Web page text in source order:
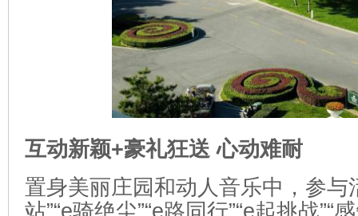
互动新颖+豪礼狂送 心动难耐
置身美丽庄园和动人音乐中，参与
站”“e骑绝尘”“e路同行”“e起挑战”“